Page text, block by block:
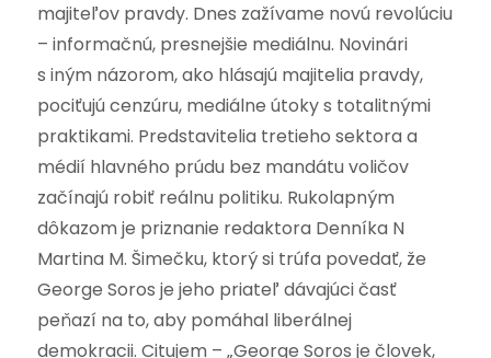
majiteľov pravdy. Dnes zažívame novú revolúciu
– informačnú, presnejšie mediálnu. Novinári
s iným názorom, ako hlásajú majitelia pravdy,
pociťujú cenzúru, mediálne útoky s totalitnými
praktikami. Predstavitelia tretieho sektora a
médií hlavného prúdu bez mandátu voličov
začínajú robiť reálnu politiku. Rukolapným
dôkazom je priznanie redaktora Denníka N
Martina M. Šimečku, ktorý si trúfa povedať, že
George Soros je jeho priateľ dávajúci časť
peňazí na to, aby pomáhal liberálnej
demokracii. Citujem – „George Soros je človek,